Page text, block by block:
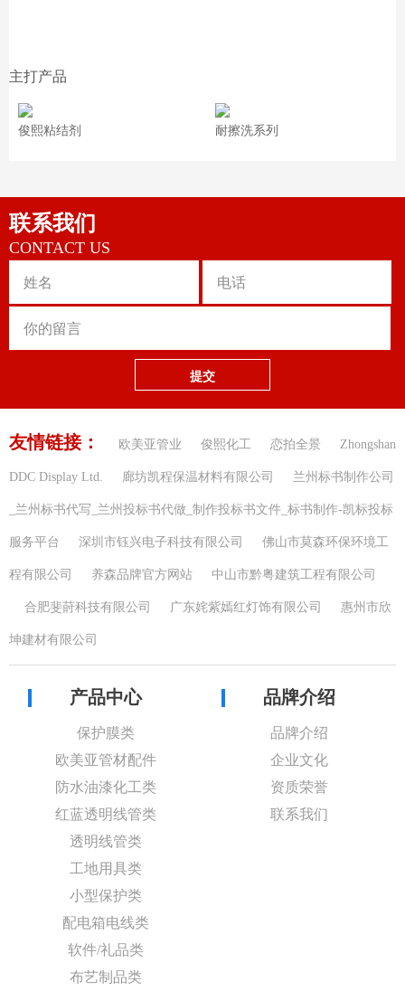
主打产品
俊熙粘结剂 耐擦洗系列
联系我们
CONTACT US
提交
友情链接： 欧美亚管业 俊熙化工 恋拍全景 Zhongshan
DDC Display Ltd. 廊坊凯程保温材料有限公司 兰州标书制作公司
_兰州标书代写_兰州投标书代做_制作投标书文件_标书制作-凯标投标
服务平台 深圳市钰兴电子科技有限公司 佛山市莫森环保环境工
程有限公司 养森品牌官方网站 中山市黔粤建筑工程有限公司
合肥斐莳科技有限公司 广东姹紫嫣红灯饰有限公司 惠州市欣
坤建材有限公司
产品中心
保护膜类
欧美亚管材配件
防水油漆化工类
红蓝透明线管类
透明线管类
工地用具类
小型保护类
配电箱电线类
软件/礼品类
布艺制品类
品牌介绍
品牌介绍
企业文化
资质荣誉
联系我们